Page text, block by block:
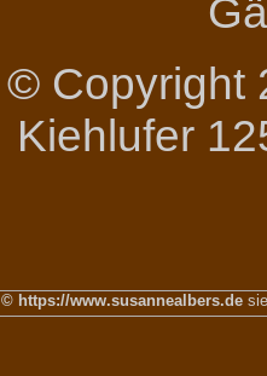
© Copyright
Kiehlufer
© https://www.susannealbers.de